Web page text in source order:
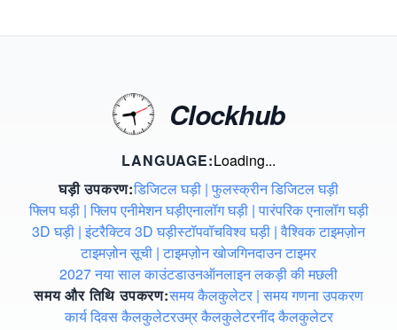
Clockhub
LANGUAGE:Loading...
घड़ी उपकरण:डिजिटल घड़ी | फुलस्क्रीन डिजिटल घड़ी
फ्लिप घड़ी | फ्लिप एनीमेशन घड़ीएनालॉग घड़ी | पारंपरिक एनालॉग घड़ी
3D घड़ी | इंटरैक्टिव 3D घड़ीस्टॉपवॉचविश्व घड़ी | वैश्विक टाइमज़ोन
टाइमज़ोन सूची | टाइमज़ोन खोजगिनदाउन टाइमर
2027 नया साल काउंटडाउनऑनलाइन लकड़ी की मछली
समय और तिथि उपकरण:समय कैलकुलेटर | समय गणना उपकरण
कार्य दिवस कैलकुलेटरउम्र कैलकुलेटरनींद कैलकुलेटर